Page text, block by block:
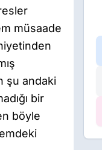
müsaade
şu andaki
bir
böyle